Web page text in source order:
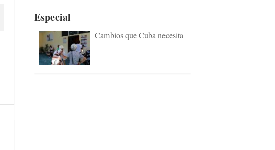
Especial
Cambios que Cuba necesita